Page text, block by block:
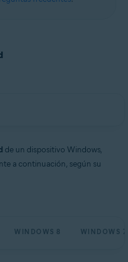
32 o 64 bits
de un dispositivo Windows,
a continuación, según su
WINDOWS 8 WINDOWS 7